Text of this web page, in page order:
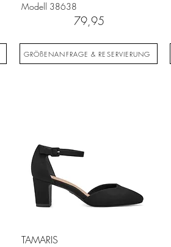
38638
Modell
79,95
GRÖßENANFRAGE & RESERVIERUNG
TAMARIS